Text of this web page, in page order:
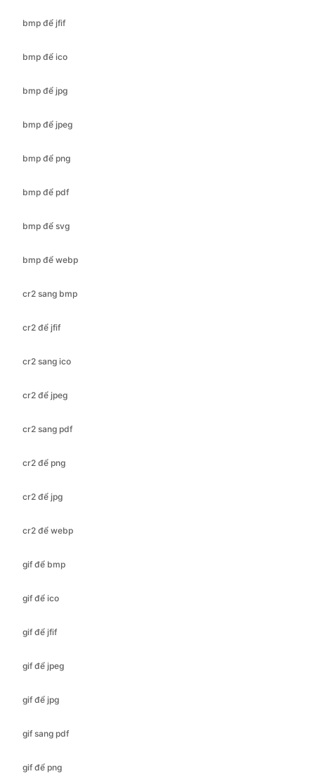
bmp để jpg
bmp để jpeg
bmp để png
bmp để pdf
bmp để svg
bmp để webp
cr2 sang bmp
cr2 để jfif
cr2 sang ico
cr2 để jpeg
cr2 sang pdf
cr2 để png
cr2 để jpg
cr2 để webp
gif để bmp
gif để ico
gif để jfif
gif để jpeg
gif để jpg
gif sang pdf
gif để png
gif để svg